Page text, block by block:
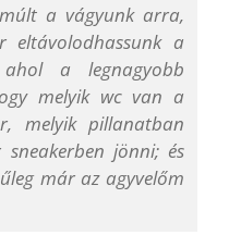
a vágyunk arra,
eltávolodhassunk a
a legnagyobb
melyik wc van a
melyik pillanatban
jönni; és
már az agyvelőm